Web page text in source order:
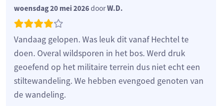
woensdag 20 mei 2026doorW.D.
Vandaag gelopen. Was leuk dit vanaf Hechtel te
doen. Overal wildsporen in het bos. Werd druk
geoefend op het militaire terrein dus niet echt een
stiltewandeling. We hebben evengoed genoten van
de wandeling.